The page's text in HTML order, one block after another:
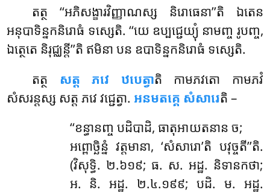
តត្ថ ‘‘អភិសង្ខារវិញ្ញាណស្ស និរោធេនា’’តិ ឯតេន
អនុបាទិន្នកនិរោធំ ទស្សេតិ. ‘‘យេ ឧប្បជ្ជេយ្យុំ នាមញ្ច រូបញ្ច,
ឯត្ថេតេ និរុជ្ឈន្តី’’តិ ឥមិនា បន ឧបាទិន្នកនិរោធំ ទស្សេតិ.
តត្ថ សត្ត ភវេ ឋបេត្វាតិ កាមភវតោ កាមភវំ
សំសរន្តស្ស សត្ត ភវេ វជ្ជេត្វា. អនមតគ្គេ សំសារេតិ –
‘‘ខន្ធានញ្ច បដិបាដិ, ធាតុអាយតនាន ច;
អព្ពោច្ឆិន្នំ វត្តមានា, ‘សំសារោ’តិ បវុច្ចតី’’តិ.
(វិសុទ្ធិ. ២.៦១៩; ធ. ស. អដ្ឋ. និទានកថា;
អ. និ. អដ្ឋ. ២.៤.១៩៩; បដិ. ម. អដ្ឋ.